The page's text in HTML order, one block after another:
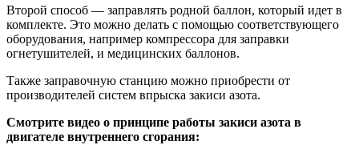
Второй способ — заправлять родной баллон, который идет в
комплекте. Это можно делать с помощью соответствующего
оборудования, например компрессора для заправки
огнетушителей, и медицинских баллонов.
Также заправочную станцию можно приобрести от
производителей систем впрыска закиси азота.
Смотрите видео о принципе работы закиси азота в
двигателе внутреннего сгорания: